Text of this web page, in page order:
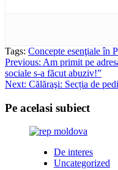
Tags: Concepte esenţiale în
Post
navigation
Previous: Am primit pe
sociale s-a făcut abuziv!”
Next: Călăraşi: Secția de
Pe acelasi subiect
De interes
Uncategorized